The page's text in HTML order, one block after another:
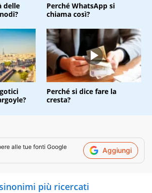
delle
Perché WhatsApp si
chiama così?
Perché si dice fare la
cresta?
alle tue fonti Google
Aggiungi
più ricercati